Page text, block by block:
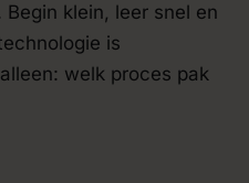
klein, leer snel en
is
welk proces pak